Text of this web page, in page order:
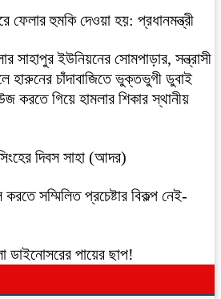
ফেলার হুমকি দেওয়া হয়: প্রধানমন্ত্রী
সাহাপুর ইউনিয়নের সোমপাড়ার, সন্ত্রাসী
হারুনের চাঁদাবাজিতে ভুক্তভুগী ডুবাই
করতে গিয়ে হামলার শিকার স্থানীয়
দিবস সাহা (আদর)
সম্মিলিত প্রচেষ্টার বিকল্প নেই-
পায়ের ছাপ!